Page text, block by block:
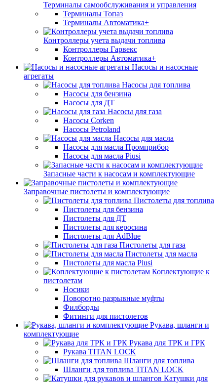
Терминалы самообслуживания и управления
Терминалы Топаз
Терминалы Автоматика+
Контроллеры учета выдачи топлива
Контроллеры Гарвекс
Контроллеры Автоматика+
Насосы и насосные
агрегаты
Насосы для топлива
Насосы для бензина
Насосы для ДТ
Насосы для газа
Насосы Corken
Насосы Petroland
Насосы для масла
Насосы для масла Промприбор
Насосы для масла Piusi
Запасные части к насосам и комплектующие
Заправочные пистолеты и комплектующие
Пистолеты для топлива
Пистолеты для бензина
Пистолеты для ДТ
Пистолеты для керосина
Пистолеты для AdBlue
Пистолеты для газа
Пистолеты для масла
Пистолеты для масла Piusi
Коплектующие к
пистолетам
Носики
Поворотно разрывные муфты
Филборды
Фитинги для пистолетов
Рукава, шланги и
комплектующие
Рукава для ТРК и ГРК
Рукава TITAN LOCK
Шланги для топлива
Шланги для топлива TITAN LOCK
Катушки для